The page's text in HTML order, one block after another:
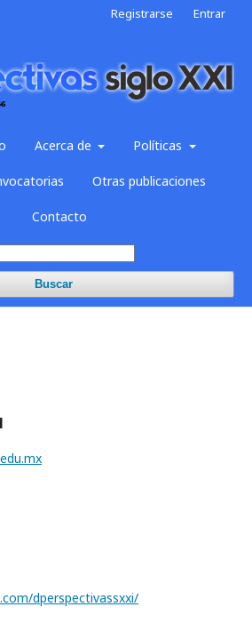
Acerca de Políticas
Otras publicaciones
Contacto
Buscar
Registrarse Entrar
dperspectivassxxi/